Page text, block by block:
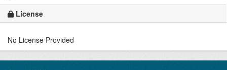
License
No License Provided